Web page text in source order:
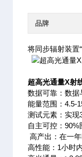
品牌
将同步辐射装置
超高光通量X射
数据可靠：数
能量范围：4.5-
测试元素：实现
自主可控：
高产出：在一
高性能：1小时